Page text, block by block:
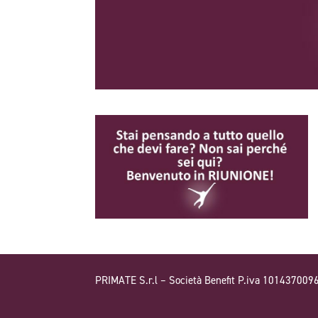
PRIMATE S.r.l – Società Benefit P.iva